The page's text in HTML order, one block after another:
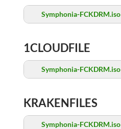
Symphonia-FCKDRM.iso
1CLOUDFILE
Symphonia-FCKDRM.iso
KRAKENFILES
Symphonia-FCKDRM.iso